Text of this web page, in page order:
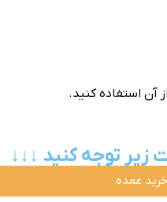
آن استفاده کنید.
زیر توجه کنید ↓↓↓
عمده